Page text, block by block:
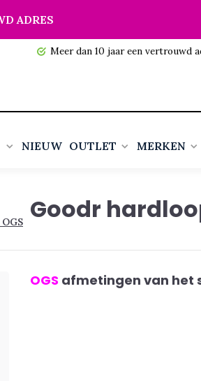
ADRES
Meer dan 10 jaar een vertrouwd
NIEUW OUTLET MERKEN
Goodr
OGS afmetingen van het